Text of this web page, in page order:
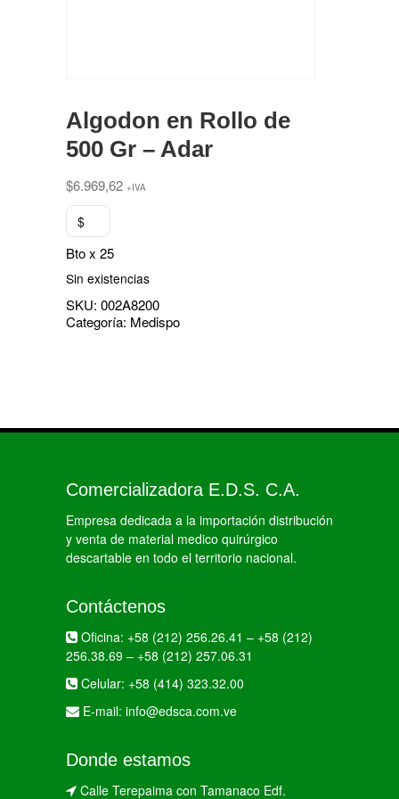
Algodon en Rollo de
500 Gr – Adar
$6.969,62 +IVA
$
Bto x 25
Sin existencias
SKU: 002A8200
Categoría: Medispo
Comercializadora E.D.S. C.A.
Empresa dedicada a la importación distribución
y venta de material medico quirúrgico
descartable en todo el territorio nacional.
Contáctenos
Oficina: +58 (212) 256.26.41 – +58 (212)
256.38.69 – +58 (212) 257.06.31
Celular: +58 (414) 323.32.00
E-mail: info@edsca.com.ve
Donde estamos
Calle Terepaima con Tamanaco Edf.